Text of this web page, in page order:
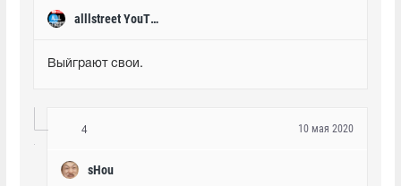
alllstreet YouTube
Выйграют свои.
4
sHou
10 мая 2020